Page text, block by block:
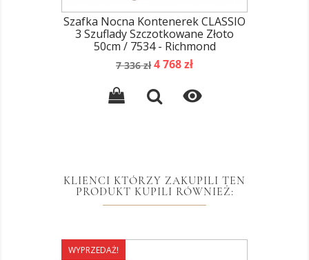
Szafka Nocna Kontenerek CLASSIO
3 Szuflady Szczotkowane Złoto
50cm / 7534 - Richmond
Cena
7 336 zł Cena
4 768 zł

KLIENCI KTÓRZY ZAKUPILI TEN
PRODUKT KUPILI RÓWNIEŻ:
WYPRZEDAŻ!